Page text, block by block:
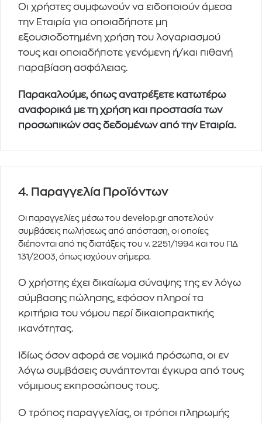
Οι χρήστες συμφωνούν να ειδοποιούν άμεσα
την Εταιρία για οποιαδήποτε μη
εξουσιοδοτημένη χρήση του λογαριασμού
τους και οποιαδήποτε γενόμενη ή/και πιθανή
παραβίαση ασφάλειας.
Παρακαλούμε, όπως ανατρέξετε κατωτέρω
αναφορικά με τη χρήση και προστασία των
προσωπικών σας δεδομένων από την Εταιρία.
4. Παραγγελία Προϊόντων
Οι παραγγελίες μέσω του develop.gr αποτελούν
συμβάσεις πωλήσεως από απόσταση, οι οποίες
διέπονται από τις διατάξεις του ν. 2251/1994 και του ΠΔ
131/2003, όπως ισχύουν σήμερα.
Ο χρήστης έχει δικαίωμα σύναψης της εν λόγω
σύμβασης πώλησης, εφόσον πληροί τα
κριτήρια του νόμου περί δικαιοπρακτικής
ικανότητας.
Ιδίως όσον αφορά σε νομικά πρόσωπα, οι εν
λόγω συμβάσεις συνάπτονται έγκυρα από τους
νόμιμους εκπροσώπους τους.
Ο τρόπος παραγγελίας, οι τρόποι πληρωμής